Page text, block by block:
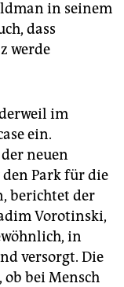
in seinem
dass
werde
im
ein.
neuen
Park für die
berichtet der
Vorotinski,
in
versorgt. Die
ob bei Mensch